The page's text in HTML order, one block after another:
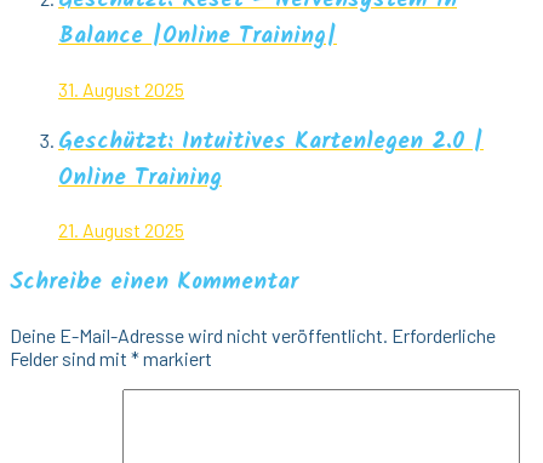
Balance |Online Training|
31. August 2025
Geschützt: Intuitives Kartenlegen 2.0 |
Online Training
21. August 2025
Schreibe einen Kommentar
Deine E-Mail-Adresse wird nicht veröffentlicht. Erforderliche
Felder sind mit *markiert